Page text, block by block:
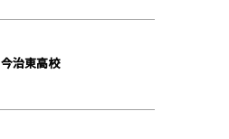
今治東高校